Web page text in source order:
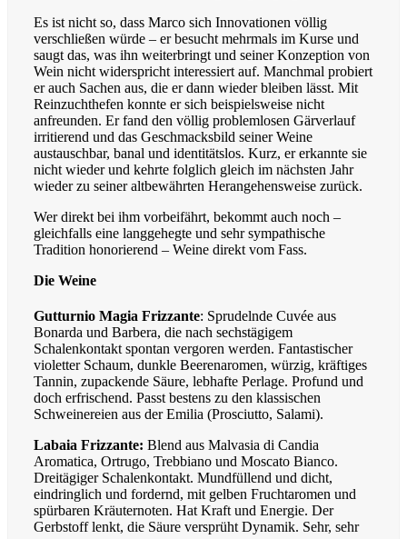
Es ist nicht so, dass Marco sich Innovationen völlig
verschließen würde – er besucht mehrmals im Kurse und
saugt das, was ihn weiterbringt und seiner Konzeption von
Wein nicht widerspricht interessiert auf. Manchmal probiert
er auch Sachen aus, die er dann wieder bleiben lässt. Mit
Reinzuchthefen konnte er sich beispielsweise nicht
anfreunden. Er fand den völlig problemlosen Gärverlauf
irritierend und das Geschmacksbild seiner Weine
austauschbar, banal und identitätslos. Kurz, er erkannte sie
nicht wieder und kehrte folglich gleich im nächsten Jahr
wieder zu seiner altbewährten Herangehensweise zurück.
Wer direkt bei ihm vorbeifährt, bekommt auch noch –
gleichfalls eine langgehegte und sehr sympathische
Tradition honorierend – Weine direkt vom Fass.
Die Weine
Gutturnio Magia Frizzante: Sprudelnde Cuvée aus
Bonarda und Barbera, die nach sechstägigem
Schalenkontakt spontan vergoren werden. Fantastischer
violetter Schaum, dunkle Beerenaromen, würzig, kräftiges
Tannin, zupackende Säure, lebhafte Perlage. Profund und
doch erfrischend. Passt bestens zu den klassischen
Schweinereien aus der Emilia (Prosciutto, Salami).
Labaia Frizzante: Blend aus Malvasia di Candia
Aromatica, Ortrugo, Trebbiano und Moscato Bianco.
Dreitägiger Schalenkontakt. Mundfüllend und dicht,
eindringlich und fordernd, mit gelben Fruchtaromen und
spürbaren Kräuternoten. Hat Kraft und Energie. Der
Gerbstoff lenkt, die Säure versprüht Dynamik. Sehr, sehr